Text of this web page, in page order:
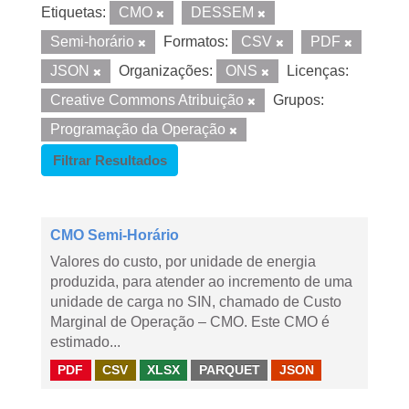
Etiquetas: CMO
DESSEM
Semi-horário
Formatos: CSV
PDF
JSON
Organizações: ONS
Licenças:
Creative Commons Atribuição
Grupos:
Programação da Operação
Filtrar Resultados
CMO Semi-Horário
Valores do custo, por unidade de energia
produzida, para atender ao incremento de uma
unidade de carga no SIN, chamado de Custo
Marginal de Operação – CMO. Este CMO é
estimado...
PDF CSV XLSX PARQUET JSON